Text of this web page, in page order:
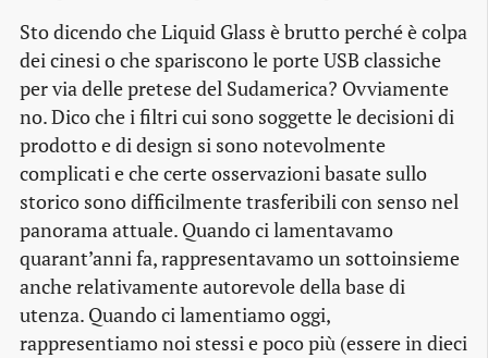
Sto dicendo che Liquid Glass è brutto perché è colpa
dei cinesi o che spariscono le porte USB classiche
per via delle pretese del Sudamerica? Ovviamente
no. Dico che i filtri cui sono soggette le decisioni di
prodotto e di design si sono notevolmente
complicati e che certe osservazioni basate sullo
storico sono difficilmente trasferibili con senso nel
panorama attuale. Quando ci lamentavamo
quarant’anni fa, rappresentavamo un sottoinsieme
anche relativamente autorevole della base di
utenza. Quando ci lamentiamo oggi,
rappresentiamo noi stessi e poco più (essere in dieci